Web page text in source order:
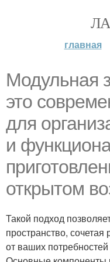
главная
Модульная
это
для
и
открытом
Такой подход
пространство,
от ваших